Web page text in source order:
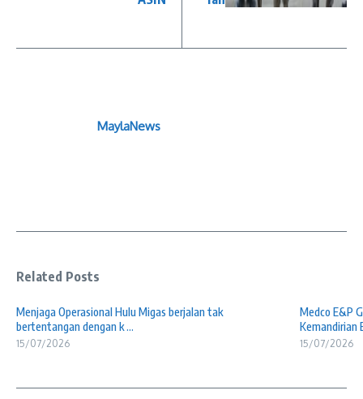
MaylaNews
Related Posts
Menjaga Operasional Hulu Migas berjalan tak
bertentangan dengan k ...
15/07/2026
Medco E&P
Kemandirian
15/07/2026